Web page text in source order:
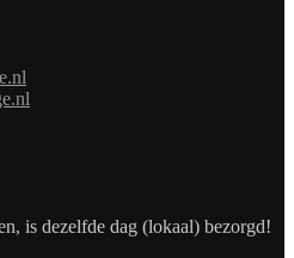
is dezelfde dag (lokaal) bezorgd!